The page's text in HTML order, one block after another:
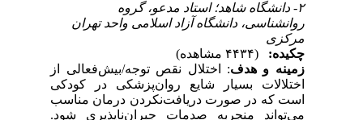
۲- دانشگاه شاهد؛ استاد مدعو، گروه
روانشناسی، دانشگاه آزاد اسلامی واحد تهران
مرکزی
چکیده:
زمینه و هدف: اختلال نقص ‌توجه/بیش‌فعالی از
اختلالات بسیار شایع‌ روان‌پزشکی در کودکی
است که در صورت دریافت‌نکردن درمان مناسب
می‌تواند منجربه صدمات جبران‌ناپذیری شود.